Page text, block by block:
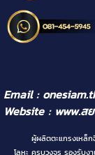
Email :
Website : www.ส
ผู้ผลิตตะแกรงเหล็ก
โลหะ ครบวงจร รองรับง